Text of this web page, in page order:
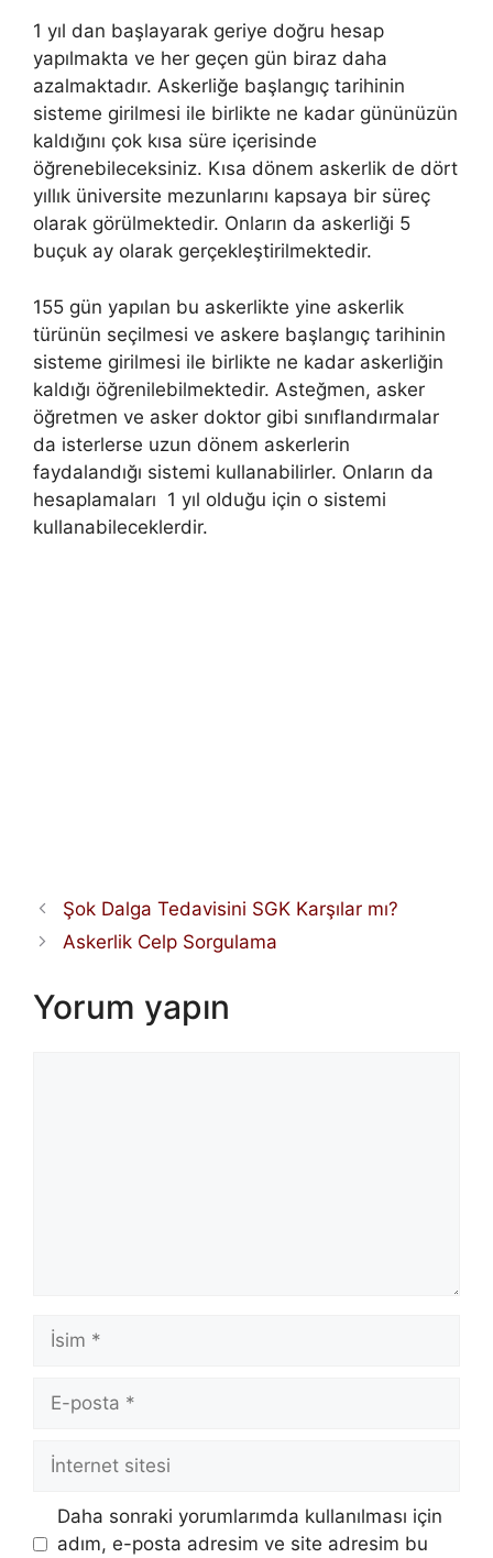
1 yıl dan başlayarak geriye doğru hesap
yapılmakta ve her geçen gün biraz daha
azalmaktadır. Askerliğe başlangıç tarihinin
sisteme girilmesi ile birlikte ne kadar gününüzün
kaldığını çok kısa süre içerisinde
öğrenebileceksiniz. Kısa dönem askerlik de dört
yıllık üniversite mezunlarını kapsaya bir süreç
olarak görülmektedir. Onların da askerliği 5
buçuk ay olarak gerçekleştirilmektedir.
155 gün yapılan bu askerlikte yine askerlik
türünün seçilmesi ve askere başlangıç tarihinin
sisteme girilmesi ile birlikte ne kadar askerliğin
kaldığı öğrenilebilmektedir. Asteğmen, asker
öğretmen ve asker doktor gibi sınıflandırmalar
da isterlerse uzun dönem askerlerin
faydalandığı sistemi kullanabilirler. Onların da
hesaplamaları 1 yıl olduğu için o sistemi
kullanabileceklerdir.
Şok Dalga Tedavisini SGK Karşılar mı?
Askerlik Celp Sorgulama
Yorum yapın
İsim
posta
İnternet
sitesi
Daha sonraki yorumlarımda kullanılması için
adım, e-posta adresim ve site adresim bu